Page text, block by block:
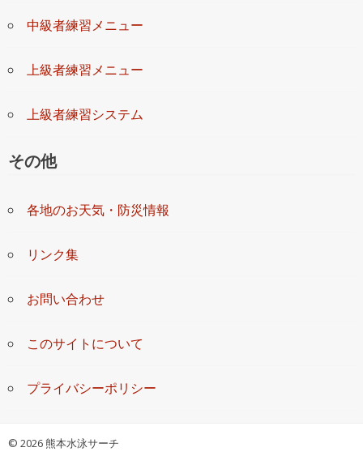
中級者練習メニュー
上級者練習メニュー
上級者練習システム
その他
各地のお天気・防災情報
リンク集
お問い合わせ
このサイトについて
プライバシーポリシー
© 2026 熊本水泳サーチ